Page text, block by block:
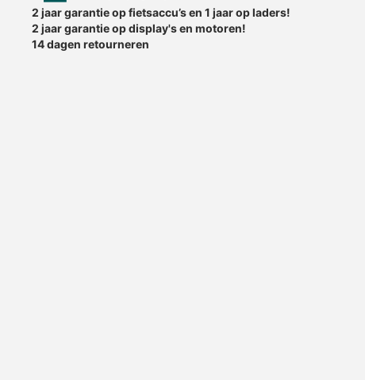
2 jaar garantie op fietsaccu’s en 1 jaar op laders!
2 jaar garantie op display's en motoren!
14 dagen retourneren